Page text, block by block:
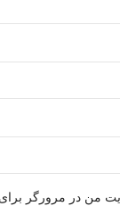
من در مرورگر